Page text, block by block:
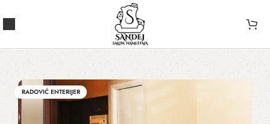
RADOVIĆ ENTERIJER